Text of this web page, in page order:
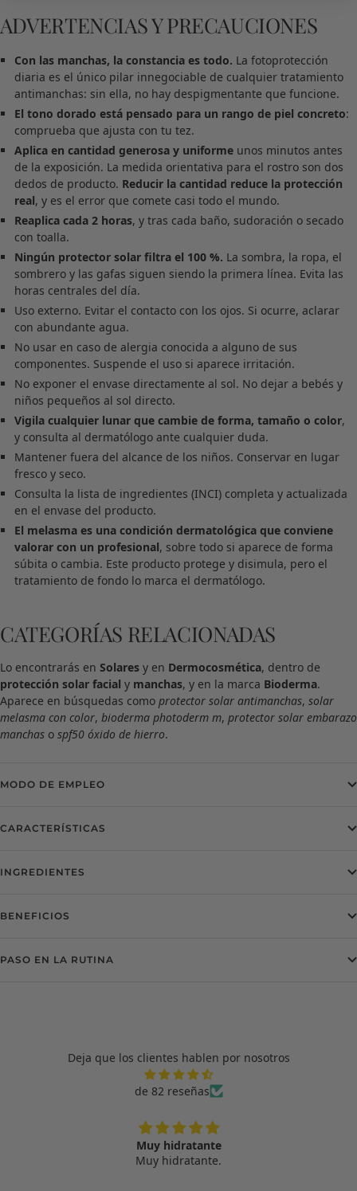
ADVERTENCIAS Y PRECAUCIONES
Con las manchas, la constancia es todo. La fotoprotección
diaria es el único pilar innegociable de cualquier tratamiento
antimanchas: sin ella, no hay despigmentante que funcione.
El tono dorado está pensado para un rango de piel concreto:
comprueba que ajusta con tu tez.
Aplica en cantidad generosa y uniformeunos minutos antes
de la exposición. La medida orientativa para el rostro son dos
dedos de producto. Reducir la cantidad reduce la protección
real, y es el error que comete casi todo el mundo.
Reaplica cada 2 horas, y tras cada baño, sudoración o secado
con toalla.
Ningún protector solar filtra el 100 %. La sombra, la ropa, el
sombrero y las gafas siguen siendo la primera línea. Evita las
horas centrales del día.
Uso externo. Evitar el contacto con los ojos. Si ocurre, aclarar
con abundante agua.
No usar en caso de alergia conocida a alguno de sus
componentes. Suspende el uso si aparece irritación.
No exponer el envase directamente al sol. No dejar a bebés y
niños pequeños al sol directo.
Vigila cualquier lunar que cambie de forma, tamaño o color,
y consulta al dermatólogo ante cualquier duda.
Mantener fuera del alcance de los niños. Conservar en lugar
fresco y seco.
Consulta la lista de ingredientes (INCI) completa y actualizada
en el envase del producto.
El melasma es una condición dermatológica que conviene
valorar con un profesional, sobre todo si aparece de forma
súbita o cambia. Este producto protege y disimula, pero el
tratamiento de fondo lo marca el dermatólogo.
CATEGORÍAS RELACIONADAS
Lo encontrarás en Solares y en Dermocosmética, dentro de
protección solar facial y manchas, y en la marca Bioderma.
Aparece en búsquedas como protector solar antimanchas, solar
melasma con color, bioderma photoderm m, protector solar embarazo
manchas o spf50 óxido de hierro.
MODO DE EMPLEO
CARACTERÍSTICAS
INGREDIENTES
BENEFICIOS
PASO EN LA RUTINA
Deja que los clientes hablen por nosotros
de 82 reseñas
Muy hidratante
Muy hidratante.